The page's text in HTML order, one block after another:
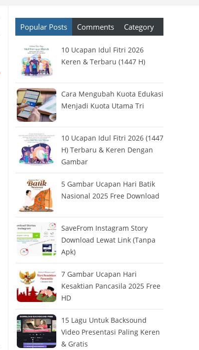
Popular Posts Comments Category
10 Ucapan Idul Fitri 2026
Keren & Terbaru (1447 H)
Cara Mengubah Kuota Edukasi
Menjadi Kuota Utama Tri
10 Ucapan Idul Fitri 2026 (1447
H) Terbaru & Keren Dengan
Gambar
5 Gambar Ucapan Hari Batik
Nasional 2025 Free Download
SaveFrom Instagram Story
Download Lewat Link (Tanpa
Apk)
7 Gambar Ucapan Hari
Kesaktian Pancasila 2025 Free
HD
15 Lagu Untuk Backsound
Video Presentasi Paling Keren
& Gratis